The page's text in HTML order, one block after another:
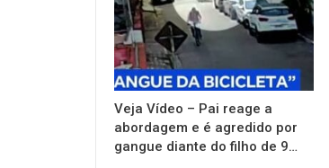
Veja Vídeo – Pai reage a
abordagem e é agredido por
gangue diante do filho de 9…